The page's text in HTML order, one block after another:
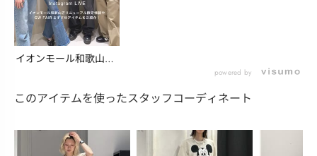
イオンモール和歌山店
powered by
このアイテムを使ったスタッフコーディネート